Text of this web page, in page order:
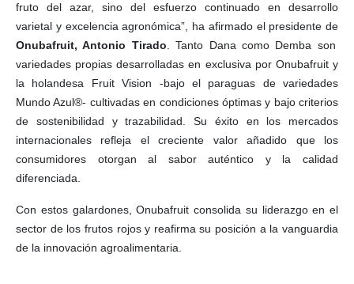
fruto del azar, sino del esfuerzo continuado en desarrollo
varietal y excelencia agronómica”, ha afirmado el presidente de
Onubafruit, Antonio Tirado. Tanto Dana como Demba son
variedades propias desarrolladas en exclusiva por Onubafruit y
la holandesa Fruit Vision -bajo el paraguas de variedades
Mundo Azul®- cultivadas en condiciones óptimas y bajo criterios
de sostenibilidad y trazabilidad. Su éxito en los mercados
internacionales refleja el creciente valor añadido que los
consumidores otorgan al sabor auténtico y la calidad
diferenciada.
Con estos galardones, Onubafruit consolida su liderazgo en el
sector de los frutos rojos y reafirma su posición a la vanguardia
de la innovación agroalimentaria.